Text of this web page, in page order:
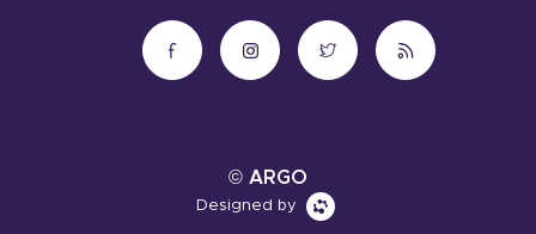
© ARGO
Designed by